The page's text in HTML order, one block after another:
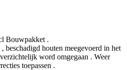
Bouwpakket .
beschadigd houten meegevoerd in het
word omgegaan . Weer
toepassen .